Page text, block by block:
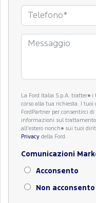
La Ford Italia S.p.A. tratter�
corso alla tua richiesta. I tuoi
FordPartner per consentirci di
informazioni sul
all'estero nonch� sui tuoi
Privacy della Ford.
Comunicazioni
Acconsento
Non acconsento